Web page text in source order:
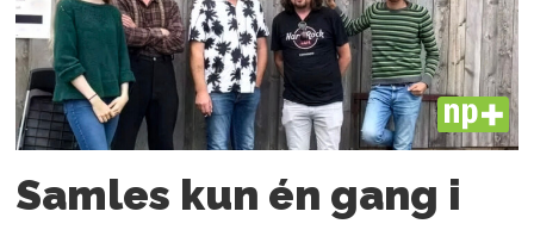
PLUS
Samles kun én gang i